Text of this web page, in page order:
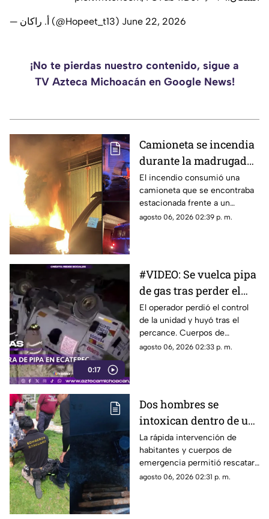
— أ. راكان (@Hopeet_t13) June 22, 2026
¡No te pierdas nuestro contenido, sigue a
TV Azteca Michoacán en Google News!
Camioneta se incendia
durante la madrugada
en Zitácuaro;
investigan qué provocó
el fuego
El incendio consumió una
camioneta que se encontraba
estacionada frente a un
domicilio y alcanzó un árbol
agosto 06, 2026 02:39 p. m.
0:17
#VIDEO: Se vuelca pipa
de gas tras perder el
control.
El operador perdió el control
de la unidad y huyó tras el
percance. Cuerpos de
emergencia mitigaron el
agosto 06, 2026 02:33 p. m.
Dos hombres se
intoxican dentro de un
aljibe en Zitácuaro
La rápida intervención de
habitantes y cuerpos de
emergencia permitió rescatar
con vida a dos hombres que
agosto 06, 2026 02:31 p. m.